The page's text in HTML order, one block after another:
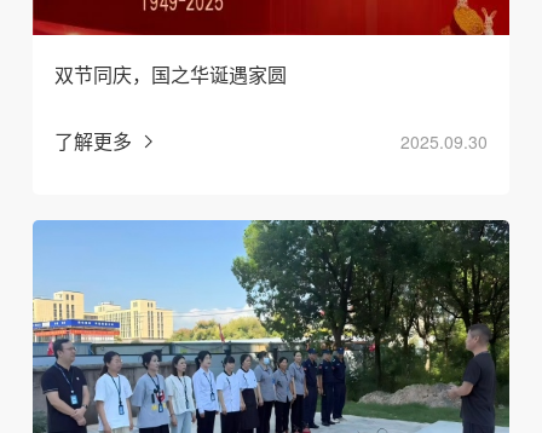
双节同庆，国之华诞遇家圆
了解更多 2025.09.30